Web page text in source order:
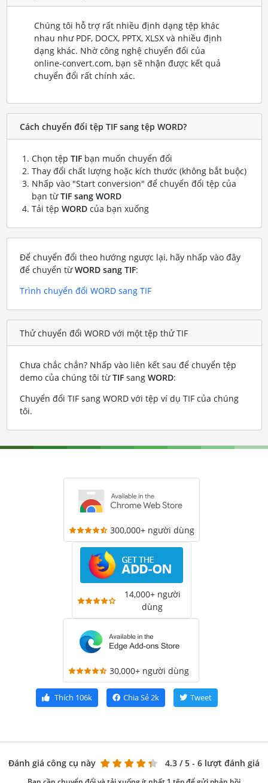
Chúng tôi hỗ trợ rất nhiều định dạng tệp khác
nhau như PDF, DOCX, PPTX, XLSX và nhiều định
dạng khác. Nhờ công nghệ chuyển đổi của
online-convert.com, bạn sẽ nhận được kết quả
chuyển đổi rất chính xác.
Cách chuyển đổi tệp TIF sang tệp WORD?
Chọn tệp TIFbạn muốn chuyển đổi
Thay đổi chất lượng hoặc kích thước (không bắt buộc)
Nhấp vào "Start conversion" để chuyển đổi tệp của
bạn từTIF sang WORD
Tải tệp WORDcủa bạn xuống
Để chuyển đổi theo hướng ngược lại, hãy nhấp vào đây
để chuyển từWORD sang TIF:
Trình chuyển đổi WORD sang TIF
Thử chuyển đổi WORD với một tệp thử TIF
Chưa chắc chắn? Nhấp vào liên kết sau để chuyển tệp
demo của chúng tôi từTIFsang WORD:
Chuyển đổi TIF sang WORD với tệp ví dụ TIF của chúng
tôi.
300,000+ người dùng
14,000+ người
dùng
30,000+ người dùng
Thích 106k Chia Sẻ2k Tweet
Đánh giá công cụ này 4.3 / 5 - 6 lượt đánh giá